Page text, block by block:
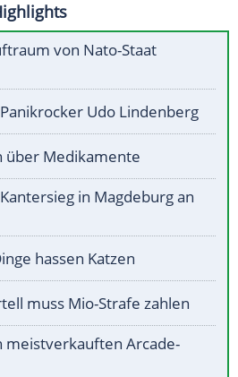
von Nato-Staat
Udo Lindenberg
über Medikamente
in Magdeburg an
hassen Katzen
muss Mio-Strafe zahlen
meistverkauften Arcade-